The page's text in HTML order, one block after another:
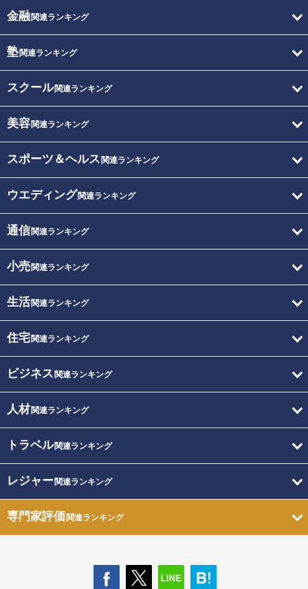
金融関連ランキング
塾関連ランキング
スクール関連ランキング
美容関連ランキング
スポーツ＆ヘルス 関連ランキング
ウエディング関連ランキング
通信関連ランキング
小売関連ランキング
生活関連ランキング
住宅関連ランキング
ビジネス 関連ランキング
人材関連ランキング
トラベル関連ランキング
レジャー関連ランキング
専門家評価関連ランキング